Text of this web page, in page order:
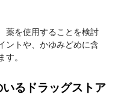
薬を使用することを検討
ントや、かゆみどめに含
す。
るドラッグストア